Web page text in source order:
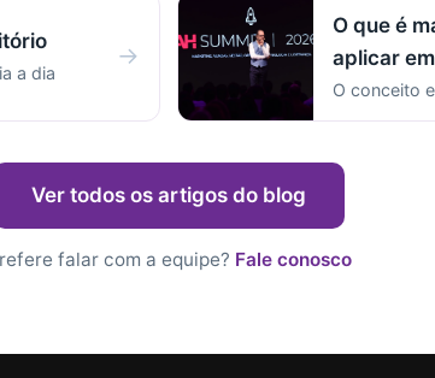
a dia
→
O que é
aplicar
O conceito
Ver todos os artigos do blog
falar com a equipe? Fale conosco